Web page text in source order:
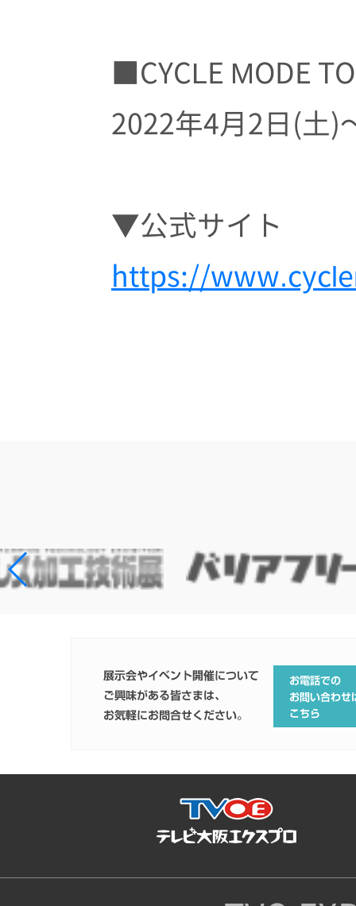
■CYCLE MODE
2022年4月2日(土)
▼公式サイト
https://